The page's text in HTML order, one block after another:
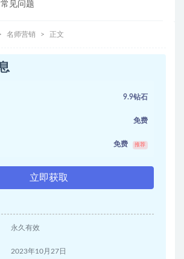
常见问题
名师营销 正文
9.9钻石
免费
免费 推荐
立即获取
永久有效
2023年10月27日